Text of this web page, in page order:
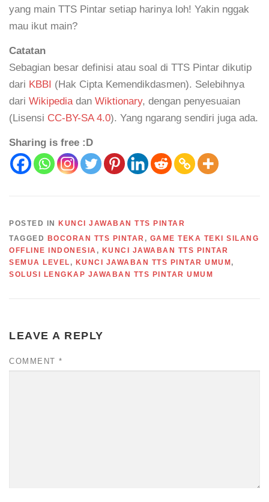
yang main TTS Pintar setiap harinya loh! Yakin nggak
mau ikut main?
Catatan
Sebagian besar definisi atau soal di TTS Pintar dikutip
dari KBBI (Hak Cipta Kemendikdasmen). Selebihnya
dari Wikipediadan Wiktionary, dengan penyesuaian
(Lisensi CC-BY-SA 4.0). Yang ngarang sendiri juga ada.
Sharing is free :D
POSTED IN
KUNCI JAWABAN TTS PINTAR
TAGGED
BOCORAN TTS PINTAR , GAME TEKA TEKI SILANG
OFFLINE INDONESIA , KUNCI JAWABAN TTS PINTAR
SEMUA LEVEL , KUNCI JAWABAN TTS PINTAR UMUM ,
SOLUSI LENGKAP JAWABAN TTS PINTAR UMUM
LEAVE A REPLY
COMMENT *